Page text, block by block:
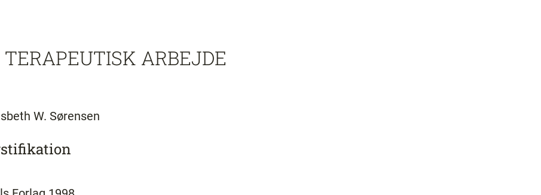
ARBEJDE
W. Sørensen